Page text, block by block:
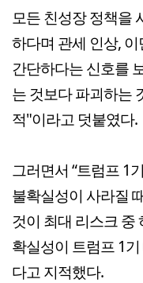
모든 친성장 정책을
하다며 관세 인상,
간단하다는 신호를
는 것보다 파괴하는
적"이라고 덧붙였다.
그러면서 “트럼프 1
불확실성이 사라질
것이 최대 리스크 중
확실성이 트럼프 1
다고 지적했다.